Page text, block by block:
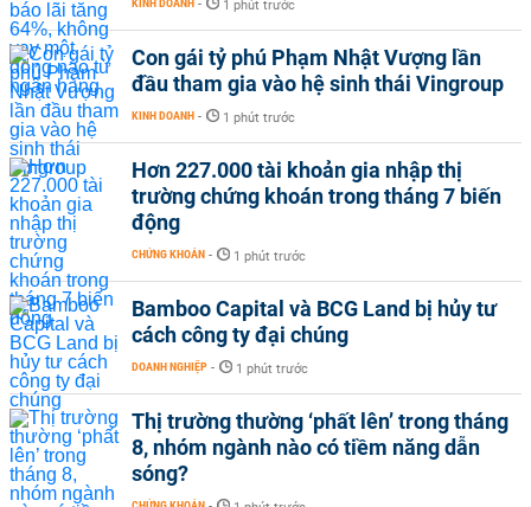
KINH DOANH - 1 phút trước
Con gái tỷ phú Phạm Nhật Vượng lần
đầu tham gia vào hệ sinh thái Vingroup
KINH DOANH - 1 phút trước
Hơn 227.000 tài khoản gia nhập thị
trường chứng khoán trong tháng 7 biến
động
CHỨNG KHOÁN - 1 phút trước
Bamboo Capital và BCG Land bị hủy tư
cách công ty đại chúng
DOANH NGHIỆP - 1 phút trước
Thị trường thường ‘phất lên’ trong tháng
8, nhóm ngành nào có tiềm năng dẫn
sóng?